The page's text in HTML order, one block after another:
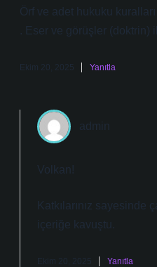
Örf ve adet hukuku
. Eser ve görüşler (doktrin)
Ekim 20, 2025 Yanıtla
admin
Volkan!
Katkılarınız sayesinde
içeriğe kavuştu.
Ekim 20, 2025 Yanıtla